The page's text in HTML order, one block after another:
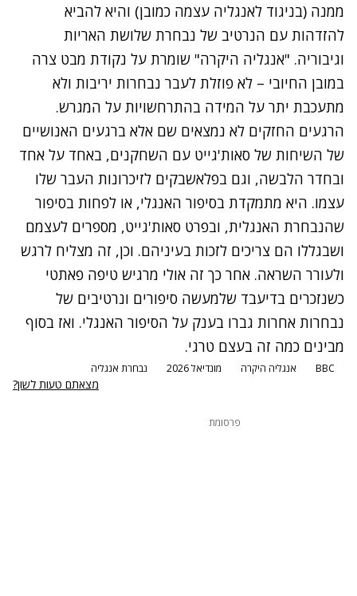
ממנה (בניגוד לאנגליה עצמה כמובן) והיא להביא
להזדהות עם הנרטיב של נבחרת שלושת האריות
וגיבוריה. "אנגליה היקרה" שומרת על נקודת מבט צרה
במובן החיובי – לא פוזלת לעבר נבחרות יריבות ולא
מתעכבת יתר על המידה בהתרחשויות על המגרש.
הרגעים החזקים לא נמצאים שם אלא ברגעים האנושיים
של השיחות של סאות'גייט עם השחקנים, באחד על אחד
ובחדר הלבשה, וגם בפלאשבקים לזיכרונות העבר שלו
עצמו. היא מתמקדת בסיפור האנגלי, או לפחות בסיפור
שהנבחרת האנגלית, ובפרט סאות'גייט, מספרים לעצמם
ושבגללו הם צריכים לזכות בעיניהם. וכן, זה מצליח לרגש
ולעורר השראה. אחר כך זה אולי מרגיש טיפה פאתטי
כשנזכרים בדיעבד שלמעשה סיפורים ונרטיבים של
נבחרות אחרות גברו בענק על הסיפור האנגלי. ואז בסוף
מבינים כמה זה בעצם טרגי.
BBC אנגליה היקרה מונדיאל 2026 נבחרת אנגליה
מצאתם טעות לשון?
פרסומת